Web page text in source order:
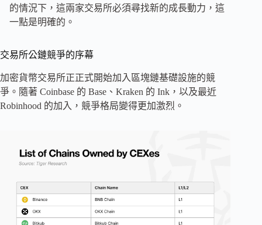
的情況下，這兩家交易所必須尋找新的成長動力，這
一點是明確的。
交易所公鏈競爭的序幕
加密貨幣交易所正正式開始加入區塊鏈基礎設施的競
爭。隨著 Coinbase 的 Base、Kraken 的 Ink，以及最近
Robinhood 的加入，競爭格局變得更加激烈。